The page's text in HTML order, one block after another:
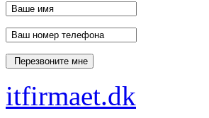
itfirmaet.dk